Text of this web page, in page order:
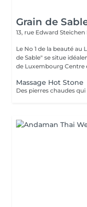
Grain de
13, rue Edward Steichen
Le No 1 de la beauté
de Sable" se situe
de Luxembourg Centre
Massage Hot Stone